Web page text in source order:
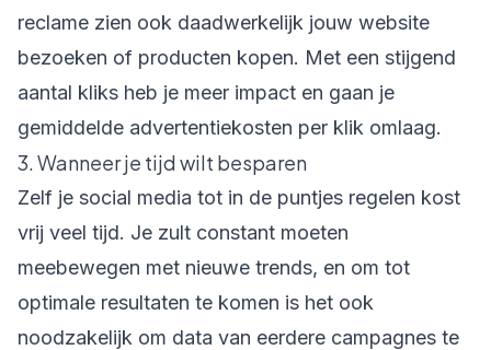
reclame zien ook daadwerkelijk jouw website
bezoeken of producten kopen. Met een stijgend
aantal kliks heb je meer impact en gaan je
gemiddelde advertentiekosten per klik omlaag.
3. Wanneer je tijd wilt besparen
Zelf je social media tot in de puntjes regelen kost
vrij veel tijd. Je zult constant moeten
meebewegen met nieuwe trends, en om tot
optimale resultaten te komen is het ook
noodzakelijk om data van eerdere campagnes te